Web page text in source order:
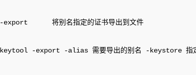
-export      将别名指定的证书导出到文件
keytool -export -alias 需要导出的别名 -keystore 指